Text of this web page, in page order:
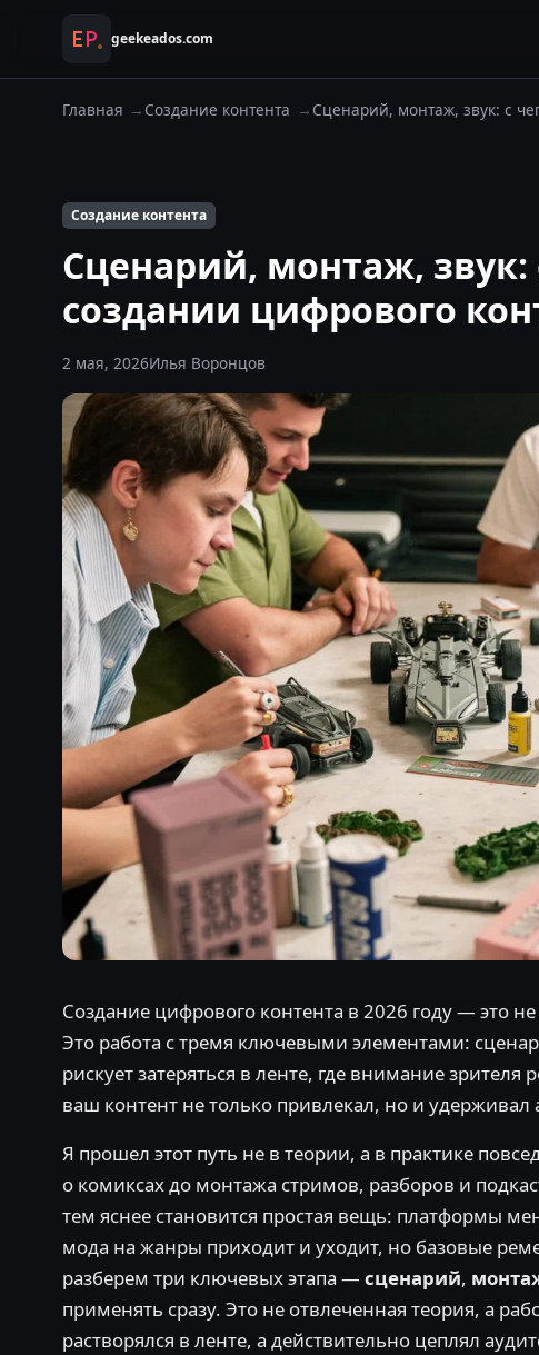
geekeados.com
Главная Создание контента Сценарий, монтаж, звук: с
Создание контента
Сценарий, монтаж, звук:
создании цифрового
2 мая, 2026Илья Воронцов
Создание цифрового контента в 2026 году — это
Это работа с тремя ключевыми элементами:
рискует затеряться в ленте, где внимание
ваш контент не только привлекал, но и удерживал
Я прошел этот путь не в теории, а в практике
о комиксах до монтажа стримов, разборов и
тем яснее становится простая вещь: платформы
мода на жанры приходит и уходит, но базовые
разберем три ключевых этапа —сценарий,
применять сразу. Это не отвлеченная теория, а
растворялся в ленте, а действительно цеплял